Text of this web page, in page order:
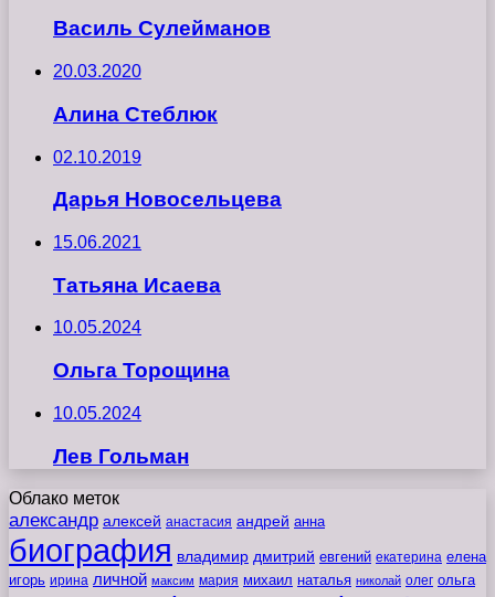
Василь Сулейманов
20.03.2020
Алина Стеблюк
02.10.2019
Дарья Новосельцева
15.06.2021
Татьяна Исаева
10.05.2024
Ольга Торощина
10.05.2024
Лев Гольман
Облако меток
александр алексей анастасия андрей анна
биография владимир дмитрий евгений екатерина елена
игорь ирина личной максим мария михаил наталья николай олег ольга